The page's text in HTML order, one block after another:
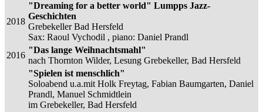
2018
"Dreaming for a better world" Lumpps Jazz-
Geschichten
Grebekeller Bad Hersfeld
Sax: Raoul Vychodil , piano: Daniel Prandl
2016
"Das lange Weihnachtsmahl"
nach Thornton Wilder, Lesung Grebekeller, Bad Hersfeld
"Spielen ist menschlich"
Soloabend u.a.mit Holk Freytag, Fabian Baumgarten, Daniel
Prandl, Manuel Schmidtlein
im Grebekeller, Bad Hersfeld